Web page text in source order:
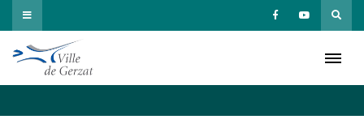
Passer
au
contenu